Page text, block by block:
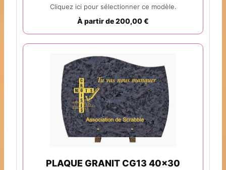
Cliquez ici pour sélectionner ce modèle.
À partir de 200,00 €
PLAQUE GRANIT CG13 40x30